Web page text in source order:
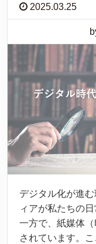
2025.03.25
デジタル化が進む
ィアが私たちの
一方で、 紙媒体 （
されています。こ